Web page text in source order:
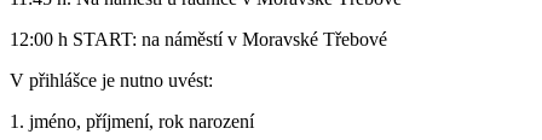
12:00 h START: na náměstí v Moravské Třebové
V přihlášce je nutno uvést:
1. jméno, příjmení, rok narození